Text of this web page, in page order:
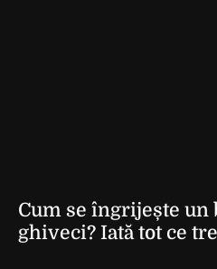
Cum se îngrijește
ghiveci? Iată tot ce